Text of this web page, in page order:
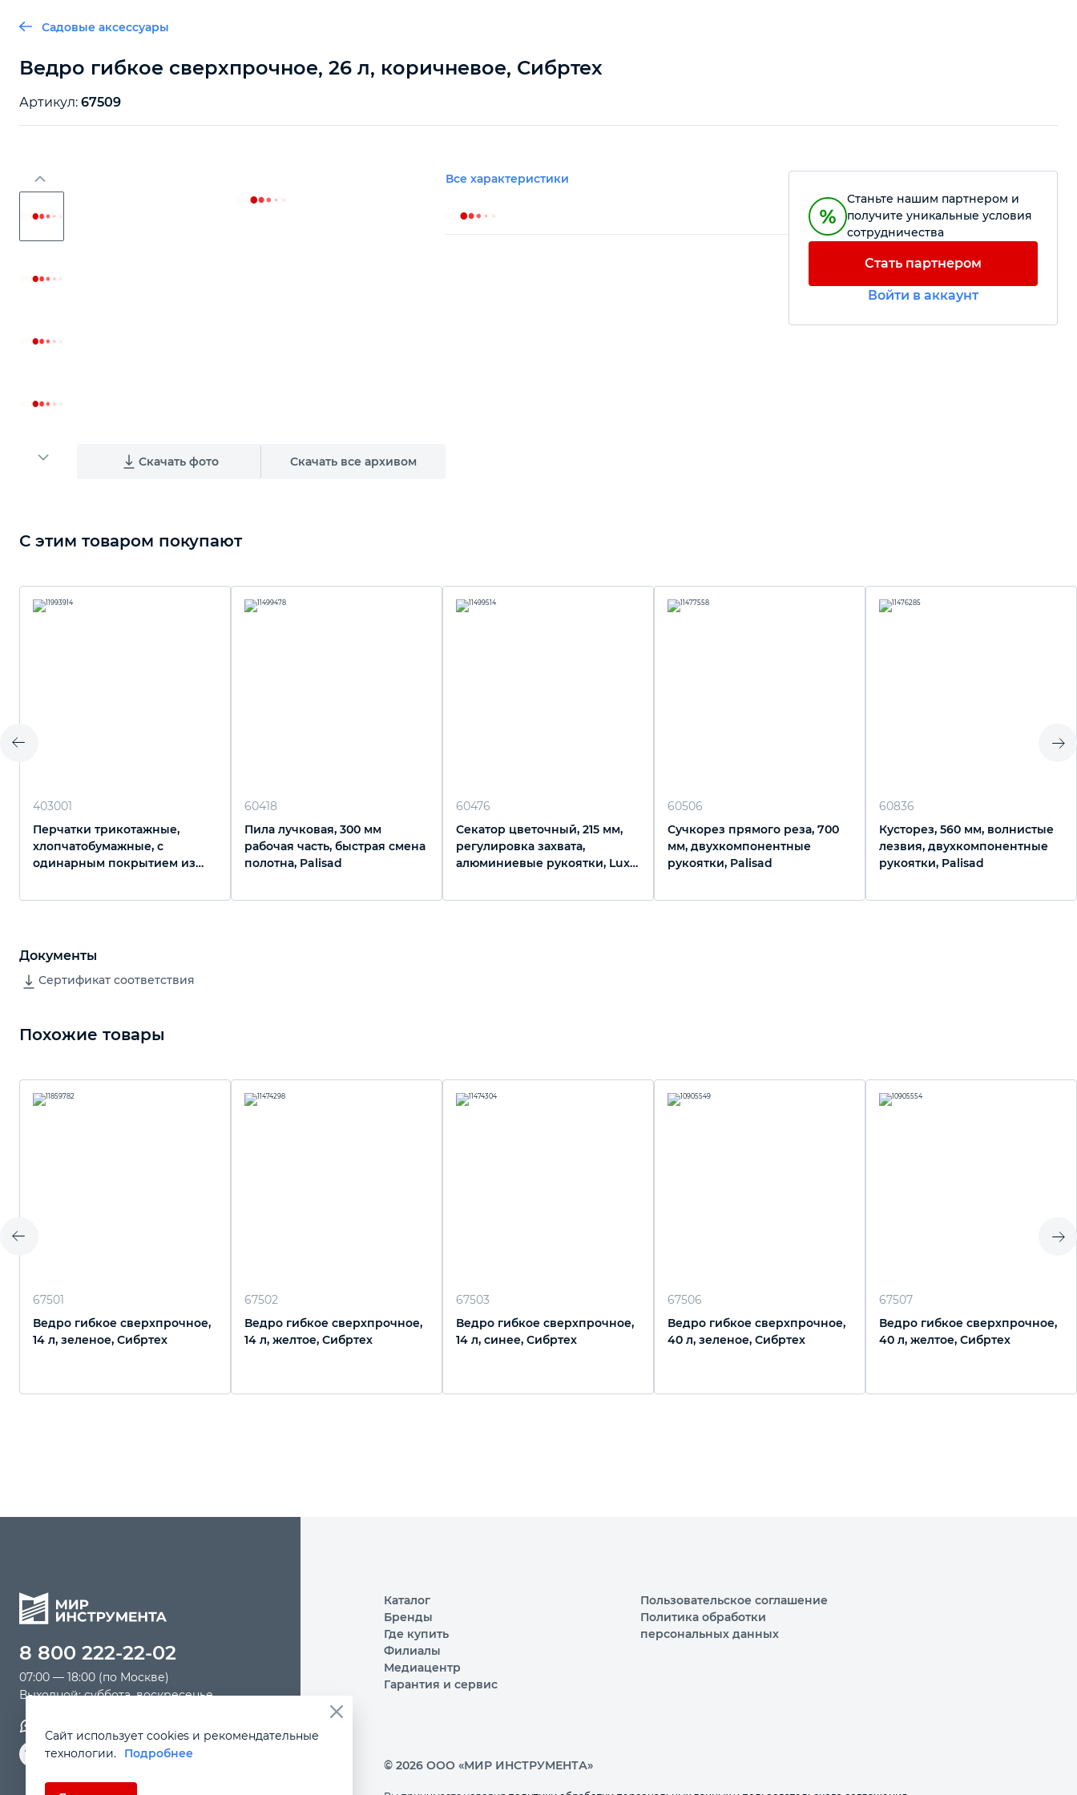
Садовые аксессуары
Ведро гибкое сверхпрочное, 26 л, коричневое, Сибртех
Артикул: 67509
Скачать фото Скачать все архивом
Все характеристики
Станьте нашим партнером и
получите уникальные условия
сотрудничества
Стать партнером
Войти в аккаунт
С этим товаром покупают
403001
Перчатки трикотажные,
хлопчатобумажные, с
одинарным покрытием из
60418
Пила лучковая, 300 мм
рабочая часть, быстрая смена
полотна, Palisad
60476
Секатор цветочный, 215 мм,
регулировка захвата,
алюминиевые рукоятки, Luxe,
60506
Сучкорез прямого реза, 700
мм, двухкомпонентные
рукоятки, Palisad
60836
Кусторез, 560 мм, волнистые
лезвия, двухкомпонентные
рукоятки, Palisad
Документы
Сертификат соответствия
Похожие товары
67501
Ведро гибкое сверхпрочное,
14 л, зеленое, Сибртех
67502
Ведро гибкое сверхпрочное,
14 л, желтое, Сибртех
67503
Ведро гибкое сверхпрочное,
14 л, синее, Сибртех
67506
Ведро гибкое сверхпрочное,
40 л, зеленое, Сибртех
67507
Ведро гибкое сверхпрочное,
40 л, желтое, Сибртех
8 800 222-22-02
07:00 — 18:00 (по Москве)
Выходной: суббота, воскресенье
Каталог
Бренды
Где купить
Филиалы
Медиацентр
Гарантия и сервис
Пользовательское соглашение
Политика обработки
персональных данных
© 2026 ООО «МИР ИНСТРУМЕНТА»
Сайт использует cookies и рекомендательные
технологии.
Подробнее